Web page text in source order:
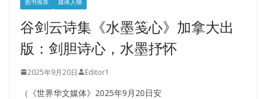
谷剑云诗集《水墨笺心》加拿大出
版：剑胆诗心，水墨抒怀
2025年9月20日 Editor1
（《世界华文媒体》2025年9月20日安